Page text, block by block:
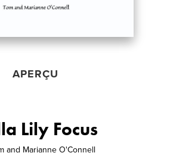
APERÇU
Lily Focus
and Marianne O'Connell